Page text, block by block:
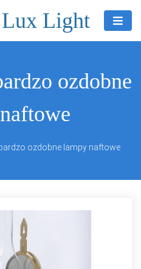
Light
ozdobne
ozdobne lampy naftowe